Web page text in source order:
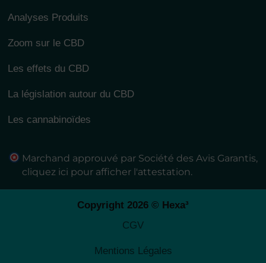
Analyses Produits
Zoom sur le CBD
Les effets du CBD
La législation autour du CBD
Les cannabinoïdes
Marchand approuvé par Société des Avis Garantis,
cliquez ici pour afficher l'attestation.
Copyright 2026 © Hexa³
CGV
Mentions Légales